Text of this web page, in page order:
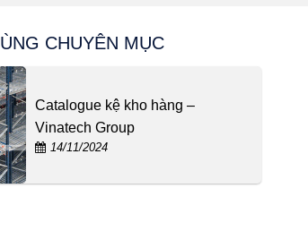
CHUYÊN MỤC
Catalogue kệ kho hàng –
Vinatech Group
14/11/2024